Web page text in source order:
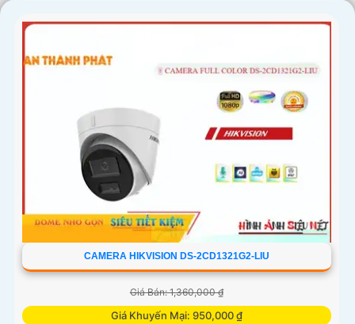
CAMERA HIKVISION DS-2CD1321G2-LIU
Giá Bán: 1,360,000 ₫
Giá Khuyến Mại: 950,000 ₫